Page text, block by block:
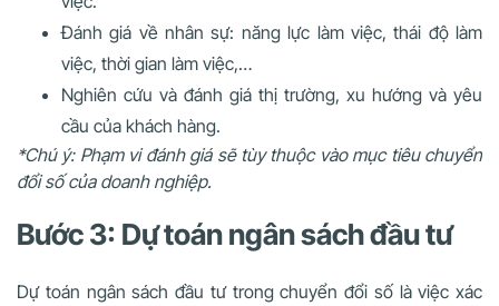
Đánh giá về nhân sự: năng lực làm việc, thái độ làm
việc, thời gian làm việc,…
Nghiên cứu và đánh giá thị trường, xu hướng và yêu
cầu của khách hàng.
*Chú ý: Phạm vi đánh giá sẽ tùy thuộc vào mục tiêu chuyển
đổi số của doanh nghiệp.
Bước 3: Dự toán ngân sách đầu tư
Dự toán ngân sách đầu tư trong chuyển đổi số là việc xác